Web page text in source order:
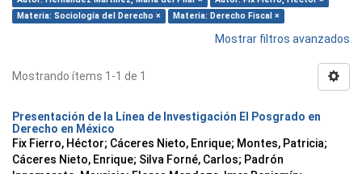
Materia: Sociología del Derecho ×
Materia: Derecho Fiscal ×
Mostrar filtros avanzados
Mostrando ítems 1-1 de 1
Presentación de la Línea de Investigación El Posgrado en
Derecho en México
Fix Fierro, Héctor; Cáceres Nieto, Enrique; Montes, Patricia;
Cáceres Nieto, Enrique; Silva Forné, Carlos; Padrón